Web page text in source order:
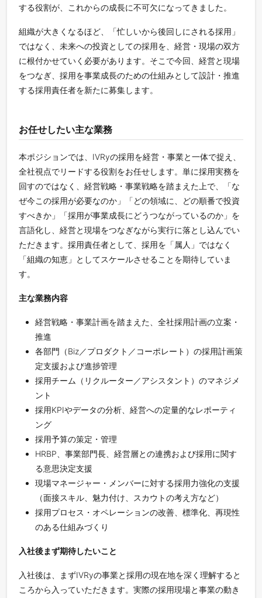
する役割が、これからの成長に不可欠になってきました。
組織が大きくなるほど、「忙しいから後回しにされる採用」
ではなく、未来への投資としての採用を、経営・現場の双方
に根付かせていく必要があります。そこで今回、経営と現場
をつなぎ、採用を事業成長のための仕組みとして設計・推進
する採用責任者を新たに募集します。
お任せしたい主な業務
本ポジションでは、IVRyの採用を経営・事業と一体で捉え、
全社視点でリードする役割をお任せします。単に採用実務を
回すのではなく、経営戦略・事業戦略を踏まえた上で、「な
ぜ今この採用が必要なのか」「どの領域に、どの順番で投資
すべきか」「採用が事業成長にどうつながっているのか」を
言語化し、経営と現場をつなぎながら実行に落とし込んでい
ただきます。採用責任者として、採用を「属人」ではなく
「組織の知恵」としてスケールさせることを期待していま
す。
主な業務内容
経営戦略・事業計画を踏まえた、全社採用計画の立案・
推進
各部門（Biz／プロダクト／コーポレート）の採用計画策
定支援および進捗管理
採用チーム（リクルーター／アシスタント）のマネジメ
ント
採用KPIやデータの分析、経営への定量的なレポーティ
ング
採用予算の策定・管理
HRBP、事業部門長、経営層との連携および採用に関す
る意思決定支援
現場マネージャー・メンバーに対する採用力強化の支援
（面接スキル、魅力付け、スカウトの考え方など）
採用プロセス・オペレーションの改善、標準化、再現性
のある仕組みづくり
入社後まず期待したいこと
入社後は、まずIVRyの事業と採用の現在地を深く理解すると
ころから入っていただきます。実際の採用現場と事業の動き